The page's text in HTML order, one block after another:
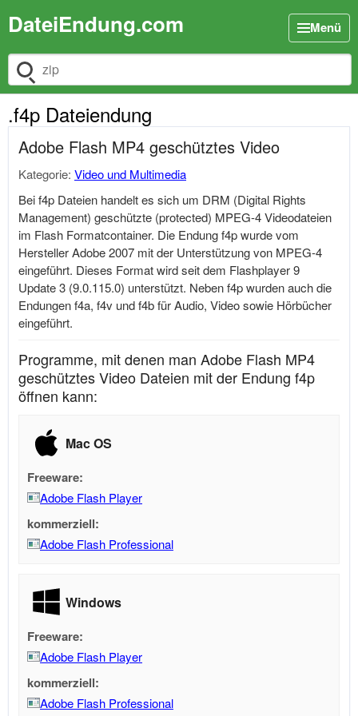
DateiEndung.com Menü
Dateiendung suchen
.f4p Dateiendung
Adobe Flash MP4 geschütztes Video
Kategorie: Video und Multimedia
Bei f4p Dateien handelt es sich um DRM (Digital Rights
Management) geschützte (protected) MPEG-4 Videodateien
im Flash Formatcontainer. Die Endung f4p wurde vom
Hersteller Adobe 2007 mit der Unterstützung von MPEG-4
eingeführt. Dieses Format wird seit dem Flashplayer 9
Update 3 (9.0.115.0) unterstützt. Neben f4p wurden auch die
Endungen f4a, f4v und f4b für Audio, Video sowie Hörbücher
eingeführt.
Programme, mit denen man Adobe Flash MP4
geschütztes Video Dateien mit der Endung f4p
öffnen kann:
Mac OS
Freeware:
Adobe Flash Player
kommerziell:
Adobe Flash Professional
Windows
Freeware:
Adobe Flash Player
kommerziell:
Adobe Flash Professional